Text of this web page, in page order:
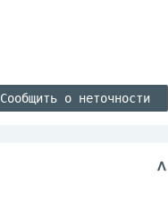
Сообщить о неточности